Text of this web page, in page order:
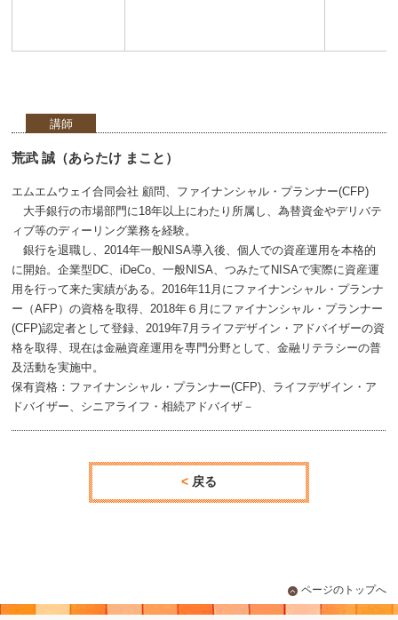
講師
荒武 誠（あらたけ まこと）
エムエムウェイ合同会社 顧問、ファイナンシャル・プランナー(CFP)
大手銀行の市場部門に18年以上にわたり所属し、為替資金やデリバテ
ィブ等のディーリング業務を経験。
銀行を退職し、2014年一般NISA導入後、個人での資産運用を本格的
に開始。企業型DC、iDeCo、一般NISA、つみたてNISAで実際に資産運
用を行って来た実績がある。2016年11月にファイナンシャル・プランナ
ー（AFP）の資格を取得、2018年６月にファイナンシャル・プランナー
(CFP)認定者として登録、2019年7月ライフデザイン・アドバイザーの資
格を取得、現在は金融資産運用を専門分野として、金融リテラシーの普
及活動を実施中。
保有資格：ファイナンシャル・プランナー(CFP)、ライフデザイン・ア
ドバイザー、シニアライフ・相続アドバイザ－
戻る
ページのトップへ